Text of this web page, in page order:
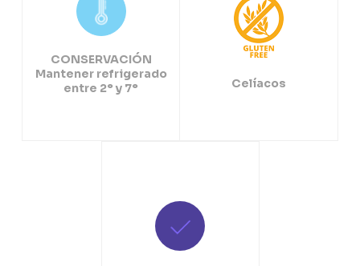
CONSERVACIÓN
Mantener refrigerado
entre 2° y 7°
Celíacos